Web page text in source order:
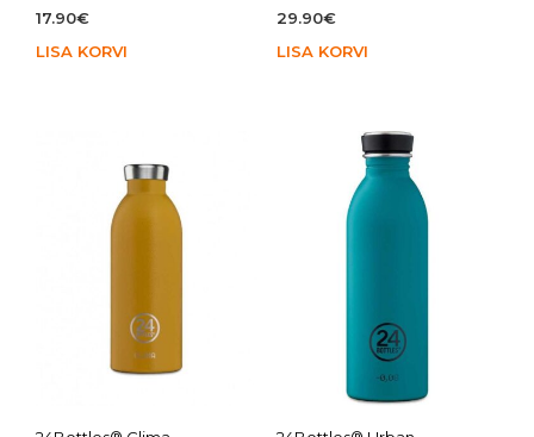
17.90€
LISA KORVI
29.90€
LISA KORVI